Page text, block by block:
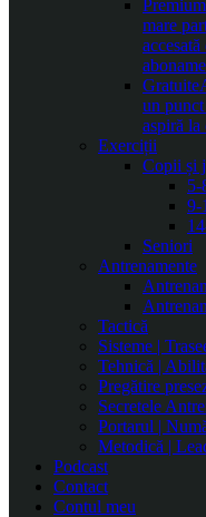
Premium
mare
Gratuite
un
aspiră la
Exerciții
Copii și
5-
9-
Seniori
Antrenamente
Tactică
Sisteme |
Tehnică |
Pregătire
Secretele
Portarul |
Metodică |
Podcast
Contact
Contul meu